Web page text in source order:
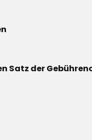
Satz der